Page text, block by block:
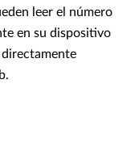
leer el número
en su dispositivo